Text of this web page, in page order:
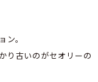
。
り古いのがセオリーの